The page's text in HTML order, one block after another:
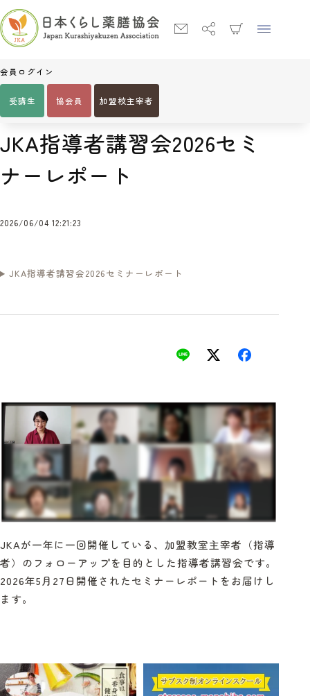
会員ログイン
受講生 協会員 加盟校主宰者
Home
JKA指導者講習会2026セミ
ナーレポート
2026/06/04 12:21:23
JKA指導者講習会2026セミナーレポート
JKAが一年に一回開催している、加盟教室主宰者（指導
者）のフォローアップを目的とした指導者講習会です。
2026年5月27日開催されたセミナーレポートをお届けし
ます。